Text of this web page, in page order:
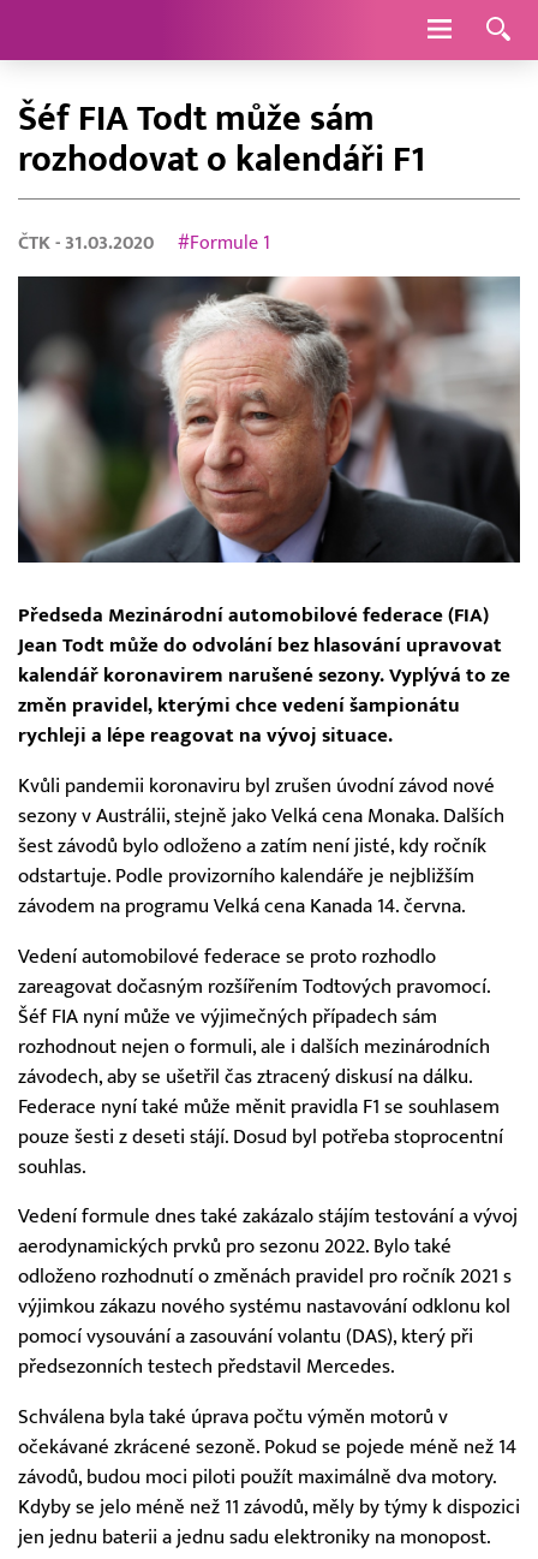
Navigace
Šéf FIA Todt může sám
rozhodovat o kalendáři F1
ČTK - 31.03.2020 #Formule 1
Předseda Mezinárodní automobilové federace (FIA)
Jean Todt může do odvolání bez hlasování upravovat
kalendář koronavirem narušené sezony. Vyplývá to ze
změn pravidel, kterými chce vedení šampionátu
rychleji a lépe reagovat na vývoj situace.
Kvůli pandemii koronaviru byl zrušen úvodní závod nové
sezony v Austrálii, stejně jako Velká cena Monaka. Dalších
šest závodů bylo odloženo a zatím není jisté, kdy ročník
odstartuje. Podle provizorního kalendáře je nejbližším
závodem na programu Velká cena Kanada 14. června.
Vedení automobilové federace se proto rozhodlo
zareagovat dočasným rozšířením Todtových pravomocí.
Šéf FIA nyní může ve výjimečných případech sám
rozhodnout nejen o formuli, ale i dalších mezinárodních
závodech, aby se ušetřil čas ztracený diskusí na dálku.
Federace nyní také může měnit pravidla F1 se souhlasem
pouze šesti z deseti stájí. Dosud byl potřeba stoprocentní
souhlas.
Vedení formule dnes také zakázalo stájím testování a vývoj
aerodynamických prvků pro sezonu 2022. Bylo také
odloženo rozhodnutí o změnách pravidel pro ročník 2021 s
výjimkou zákazu nového systému nastavování odklonu kol
pomocí vysouvání a zasouvání volantu (DAS), který při
předsezonních testech představil Mercedes.
Schválena byla také úprava počtu výměn motorů v
očekávané zkrácené sezoně. Pokud se pojede méně než 14
závodů, budou moci piloti použít maximálně dva motory.
Kdyby se jelo méně než 11 závodů, měly by týmy k dispozici
jen jednu baterii a jednu sadu elektroniky na monopost.